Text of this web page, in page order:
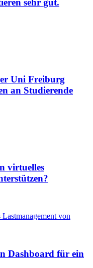
Uni Freiburg
an Studierende
virtuelles
Dashboard für ein